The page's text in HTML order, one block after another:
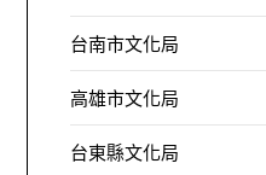
台南市文化局
高雄市文化局
台東縣文化局